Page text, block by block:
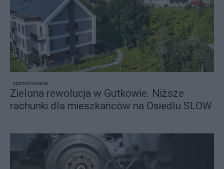
sponsorowane
Zielona rewolucja w Gutkowie. Niższe
rachunki dla mieszkańców na Osiedlu SLOW